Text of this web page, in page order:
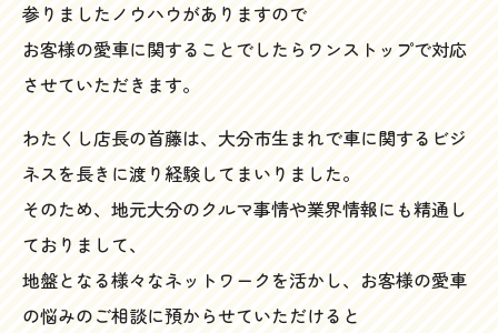
参りましたノウハウがありますので
お客様の愛車に関することでしたらワンストップで対応
させていただきます。
わたくし店長の首藤は、大分市生まれで車に関するビジ
ネスを長きに渡り経験してまいりました。
そのため、地元大分のクルマ事情や業界情報にも精通し
ておりまして、
地盤となる様々なネットワークを活かし、お客様の愛車
の悩みのご相談に預からせていただけると